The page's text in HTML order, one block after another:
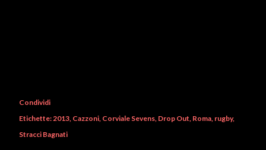
Condividi
Etichette:2013 Cazzoni Corviale Sevens Drop Out Roma rugby
Stracci Bagnati